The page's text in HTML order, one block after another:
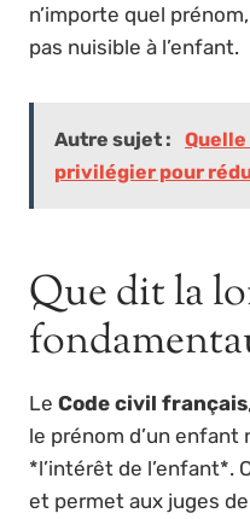
n’importe quel
pas nuisible à l’enfant.
Autre sujet :
privilégier pour
Que dit la
Le Code civil français
le prénom d’un
*l’intérêt de l’enfant*.
et permet aux juges